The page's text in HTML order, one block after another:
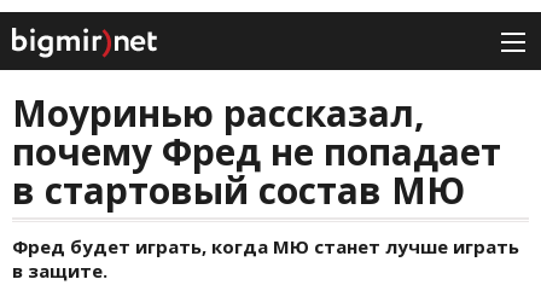
Моуринью рассказал,
почему Фред не попадает
в стартовый состав МЮ
Фред будет играть, когда МЮ станет лучше играть
в защите.